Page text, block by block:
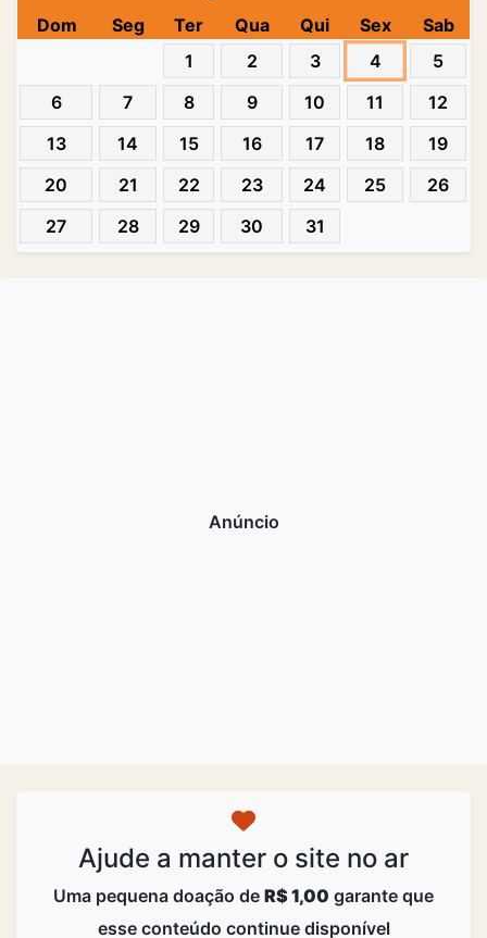
Dom Seg Ter Qua Qui Sex
Sab
1
2 3 4
5
6
7 8 9 10 11
12
13
14 15 16 17 18
19
20
21 22 23 24 25
26
27
28 29 30 31
Ajude a manter o site no ar
Uma pequena doação de R$ 1,00 garante que
esse conteúdo continue disponível